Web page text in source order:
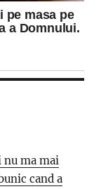
nu ma mai
cand a